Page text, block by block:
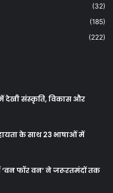
(32)
(185)
(222)
में देखी संस्कृति, विकास और
के साथ 23 भाषाओं में
फॉर वन’ ने जरूरतमंदों तक